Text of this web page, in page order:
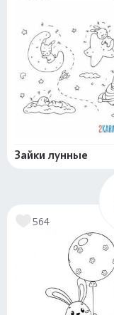
Зайки лунные
564